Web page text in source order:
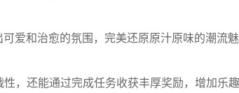
爱和治愈的氛围，完美还原原汁原味的潮流魅
，还能通过完成任务收获丰厚奖励，增加乐趣